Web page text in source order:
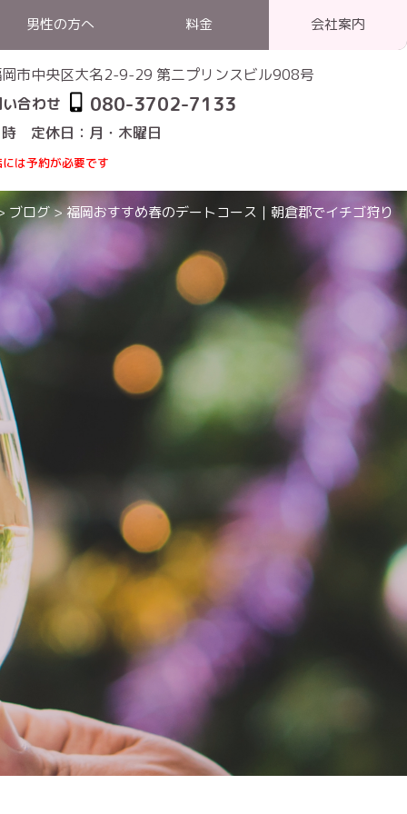
男性の方へ 料金 会社案内
市中央区大名2-9-29 第二プリンスビル908号
合わせ
080-3702-7133
定休日：月・木曜日
は予約が必要です
ブログ>福岡おすすめ春のデートコース｜朝倉郡でイチゴ狩り